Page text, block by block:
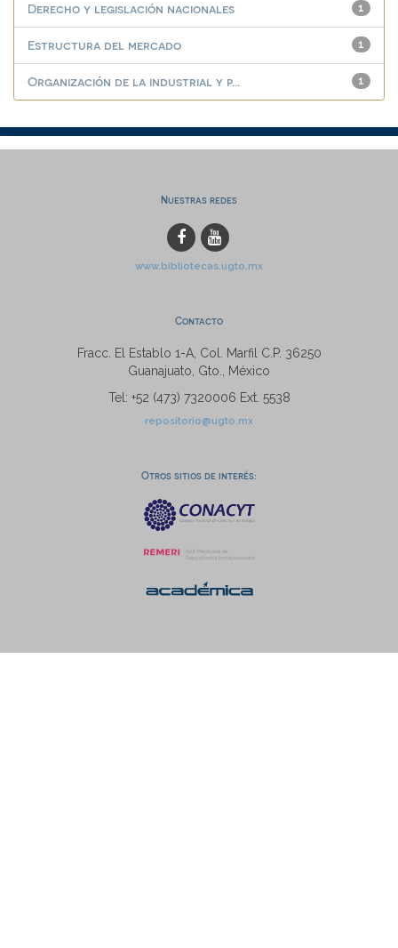
1
Derecho y legislación nacionales
1
Estructura del mercado
1
Organización de la industrial y p...
Nuestras redes
www.bibliotecas.ugto.mx
Contacto
Fracc. El Establo 1-A, Col. Marfil C.P. 36250
Guanajuato, Gto., México
Tel: +52 (473) 7320006 Ext. 5538
repositorio@ugto.mx
Otros sitios de interés: